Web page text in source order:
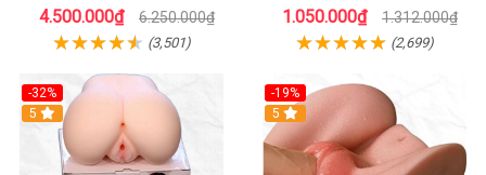
Thước Như Thật
4.500.000₫ 6.250.000₫
(3,501)
nam
1.050.000₫ 1.312.000₫
(2,699)
-32%
Hot
5
-19%
Hot
5